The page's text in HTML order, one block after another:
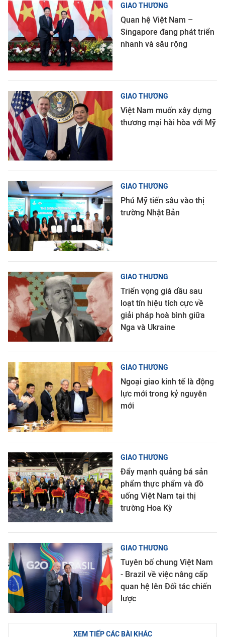
GIAO THƯƠNG
Quan hệ Việt Nam –
Singapore đang phát triển
nhanh và sâu rộng
GIAO THƯƠNG
Việt Nam muốn xây dựng
thương mại hài hòa với Mỹ
GIAO THƯƠNG
Phú Mỹ tiến sâu vào thị
trường Nhật Bản
GIAO THƯƠNG
Triển vọng giá dầu sau
loạt tín hiệu tích cực về
giải pháp hoà bình giữa
Nga và Ukraine
GIAO THƯƠNG
Ngoại giao kinh tế là động
lực mới trong kỷ nguyên
mới
GIAO THƯƠNG
Đẩy mạnh quảng bá sản
phẩm thực phẩm và đồ
uống Việt Nam tại thị
trường Hoa Kỳ
GIAO THƯƠNG
Tuyên bố chung Việt Nam
- Brazil về việc nâng cấp
quan hệ lên Đối tác chiến
lược
XEM TIẾP CÁC BÀI KHÁC